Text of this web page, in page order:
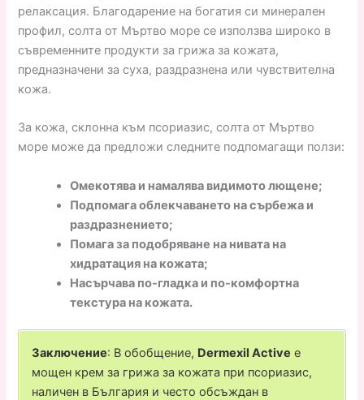
релаксация. Благодарение на богатия си минерален
профил, солта от Мъртво море се използва широко в
съвременните продукти за грижа за кожата,
предназначени за суха, раздразнена или чувствителна
кожа.
За кожа, склонна към псориазис, солта от Мъртво
море може да предложи следните подпомагащи ползи:
Омекотява и намалява видимото лющене;
Подпомага облекчаването на сърбежа и
раздразнението;
Помага за подобряване на нивата на
хидратация на кожата;
Насърчава по-гладка и по-комфортна
текстура на кожата.
Заключение: В обобщение, Dermexil Active е
мощен крем за грижа за кожата при псориазис,
наличен в България и често обсъждан в